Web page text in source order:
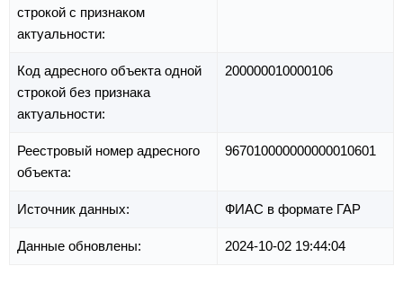
строкой с признаком
актуальности:
Код адресного объекта одной
строкой без признака
актуальности:
200000010000106
Реестровый номер адресного
объекта:
967010000000000010601
Источник данных: ФИАС в формате ГАР
Данные обновлены: 2024-10-02 19:44:04